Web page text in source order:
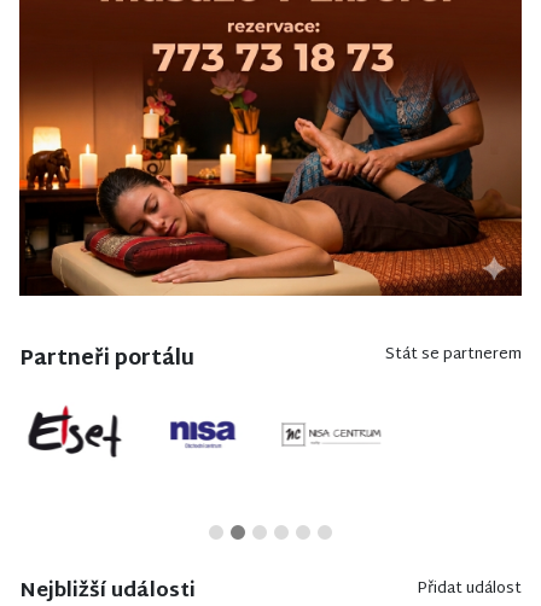
Partneři portálu Stát se partnerem
Nejbližší události Přidat událost